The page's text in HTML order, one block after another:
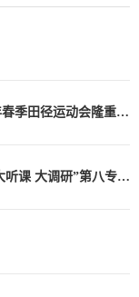
以运动之名，赴青春华章|我校2026年春季田径运动会隆重开幕
2026年度全省高校春季学期思政课“大听课 大调研”第八专家组莅临我校听课调研